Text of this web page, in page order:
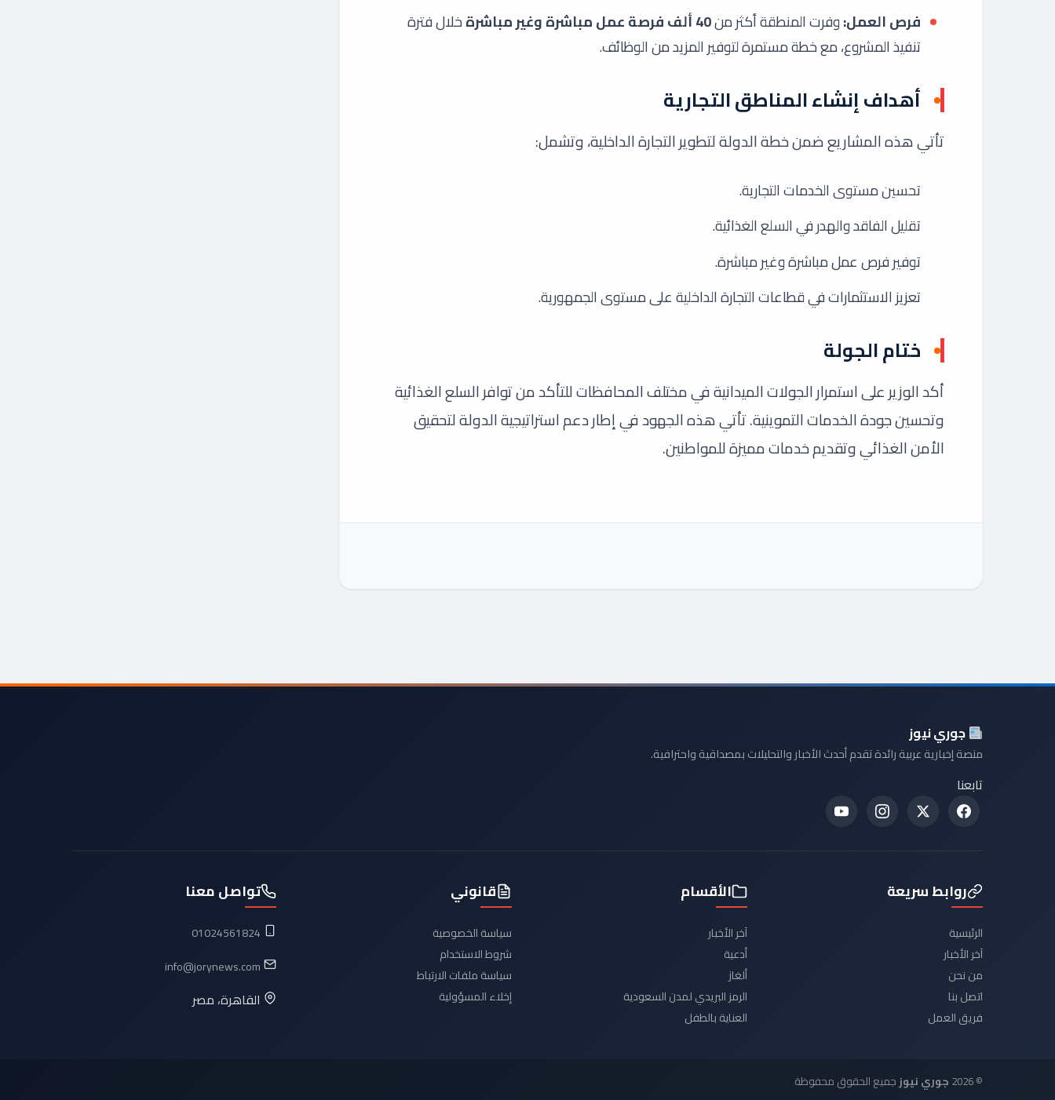
فرص العمل:وفرت المنطقة أكثر من40 ألف فرصة عمل مباشرة وغير مباشرة
خلال فترة
تنفيذ المشروع، مع خطة مستمرة لتوفير المزيد من الوظائف.
أهداف إنشاء المناطق التجارية
تأتي هذه المشاريع ضمن خطة الدولة لتطوير التجارة الداخلية، وتشمل:
تحسين مستوى الخدمات التجارية.
تقليل الفاقد والهدر في السلع الغذائية.
توفير فرص عمل مباشرة وغير مباشرة.
تعزيز الاستثمارات في قطاعات التجارة الداخلية على مستوى الجمهورية.
ختام الجولة
أكد الوزير على استمرار الجولات الميدانية في مختلف المحافظات للتأكد من توافر السلع الغذائية
وتحسين جودة الخدمات التموينية. تأتي هذه الجهود في إطار دعم استراتيجية الدولة لتحقيق
الأمن الغذائي وتقديم خدمات مميزة للمواطنين.
جوري نيوز
منصة إخبارية عربية رائدة تقدم أحدث الأخبار والتحليلات بمصداقية واحترافية.
تابعنا
روابط سريعة
الرئيسية
آخر الأخبار
من نحن
اتصل بنا
فريق العمل
الأقسام
آخر الأخبار
أدعية
ألغاز
الرمز البريدي لمدن السعودية
العناية بالطفل
قانوني
سياسة الخصوصية
شروط الاستخدام
سياسة ملفات الارتباط
إخلاء المسؤولية
تواصل معنا
01024561824
info@jorynews.com
القاهرة، مصر
© 2026 جوري نيوزجميع الحقوق محفوظة